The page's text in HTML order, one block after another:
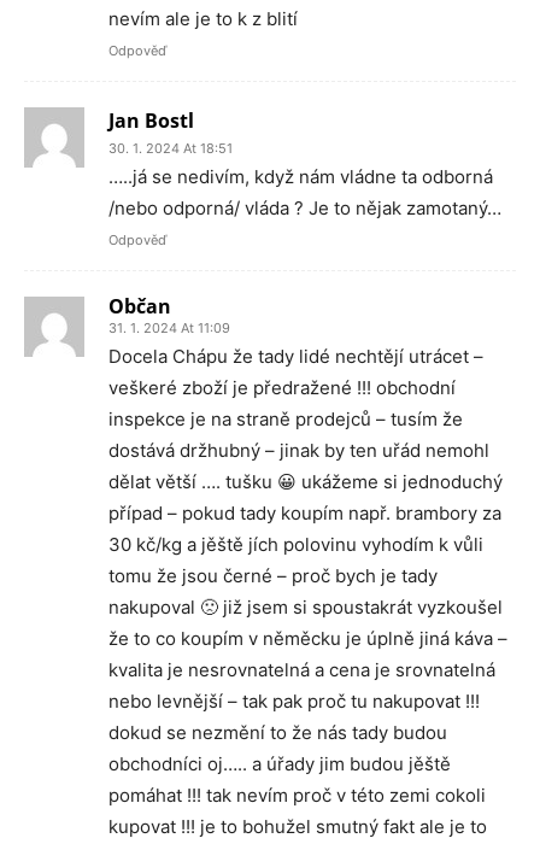
nevím ale je to k z blití
Odpověď
Jan Bostl
30. 1. 2024 At 18:51
…..já se nedivím, když nám vládne ta odborná
/nebo odporná/ vláda ? Je to nějak zamotaný…
Odpověď
Občan
31. 1. 2024 At 11:09
Docela Chápu že tady lidé nechtějí utrácet –
veškeré zboží je předražené !!! obchodní
inspekce je na straně prodejců – tusím že
dostává držhubný – jinak by ten uřád nemohl
dělat větší …. tušku 😀 ukážeme si jednoduchý
případ – pokud tady koupím např. brambory za
30 kč/kg a jěště jích polovinu vyhodím k vůli
tomu že jsou černé – proč bych je tady
nakupoval 🙁 již jsem si spoustakrát vyzkoušel
že to co koupím v něměcku je úplně jiná káva –
kvalita je nesrovnatelná a cena je srovnatelná
nebo levnější – tak pak proč tu nakupovat !!!
dokud se nezmění to že nás tady budou
obchodníci oj….. a úřady jim budou jěště
pomáhat !!! tak nevím proč v této zemi cokoli
kupovat !!! je to bohužel smutný fakt ale je to